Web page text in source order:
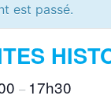
est passé.
– 17h30